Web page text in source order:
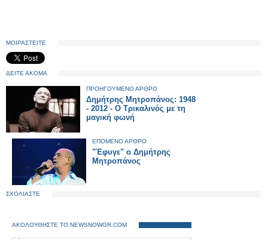
ΜΟΙΡΑΣΤΕΙΤΕ
ΔΕΙΤΕ ΑΚΟΜΑ
ΠΡΟΗΓΟΥΜΕΝΟ ΑΡΘΡΟ
Δημήτρης Μητροπάνος: 1948
- 2012 - Ο Τρικαλινός με τη
μαγική φωνή
ΕΠΟΜΕΝΟ ΑΡΘΡΟ
"Έφυγε" ο Δημήτρης
Μητροπάνος
ΣΧΟΛΙΑΣΤΕ
ΑΚΟΛΟΥΘΗΣΤΕ ΤΟ NEWSNOWGR.COM